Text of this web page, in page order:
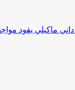
داني ماكيلي يقود